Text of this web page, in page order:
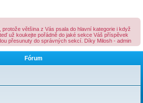
protože většina z Vás psala do hlavní kategorie i když
už koukejte pořádně do jaké sekce Váš příspěvek
přesunuty do správných sekcí. Díky Milosh - admin
Fórum